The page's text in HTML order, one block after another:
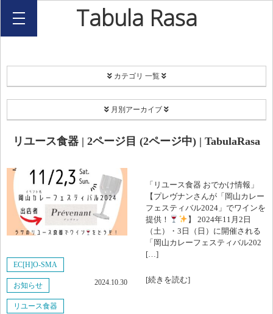
Tabula Rasa
カテゴリ 一覧
PROJECT
リユース食器
Happy Share Candle
ボランティア
月別アーカイブ
2026年8月
2026年2月
2025年12月
2025年9月
2025年8月
リユース食器 | 2ページ目 (2ページ中) | TabulaRasa
EC[H]O-SMA
お知らせ
リユース食器
2024.10.30
「リユース食器 おでかけ情報」
【プレヴナンさんが「岡山カレー
フェスティバル2024」でワインを
提供！
】 2024年11月2日
（土）・3日（日）に開催される
「岡山カレーフェスティバル202
[…]
[続きを読む]